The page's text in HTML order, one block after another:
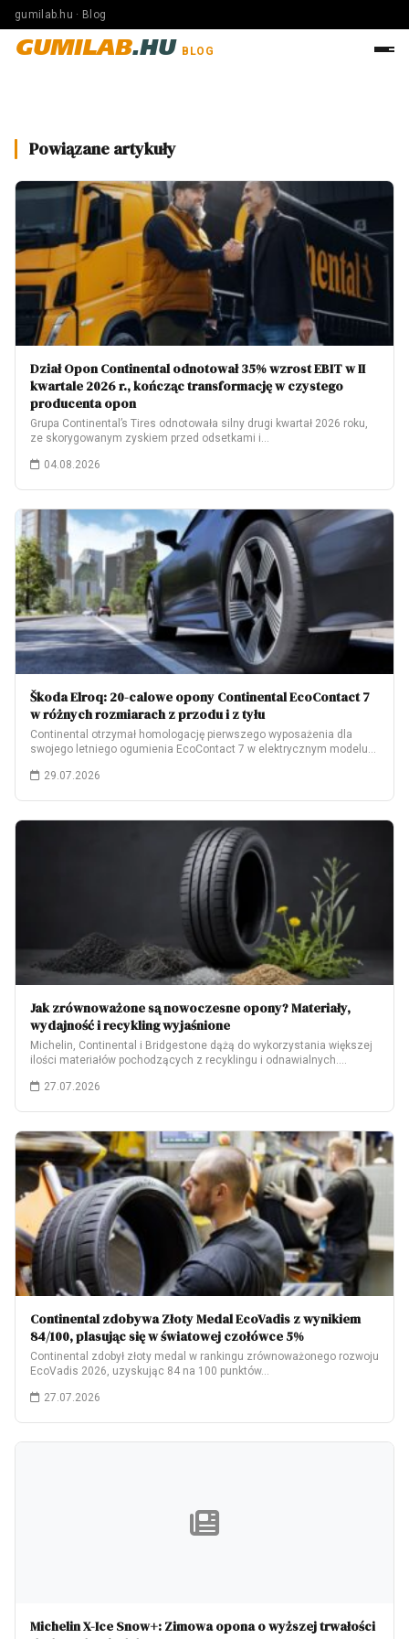
gumilab.hu · Blog
GUMILAB.HU BLOG
Powiązane artykuły
Dział Opon Continental odnotował 35% wzrost EBIT w II
kwartale 2026 r., kończąc transformację w czystego
producenta opon
Grupa Continental’s Tires odnotowała silny drugi kwartał 2026 roku,
ze skorygowanym zyskiem przed odsetkami i…
04.08.2026
Škoda Elroq: 20-calowe opony Continental EcoContact 7
w różnych rozmiarach z przodu i z tyłu
Continental otrzymał homologację pierwszego wyposażenia dla
swojego letniego ogumienia EcoContact 7 w elektrycznym modelu
29.07.2026
Jak zrównoważone są nowoczesne opony? Materiały,
wydajność i recykling wyjaśnione
Michelin, Continental i Bridgestone dążą do wykorzystania większej
ilości materiałów pochodzących z recyklingu i odnawialnych.…
27.07.2026
Continental zdobywa Złoty Medal EcoVadis z wynikiem
84/100, plasując się w światowej czołówce 5%
Continental zdobył złoty medal w rankingu zrównoważonego rozwoju
EcoVadis 2026, uzyskując 84 na 100 punktów…
27.07.2026
Michelin X-Ice Snow+: Zimowa opona o wyższej trwałości